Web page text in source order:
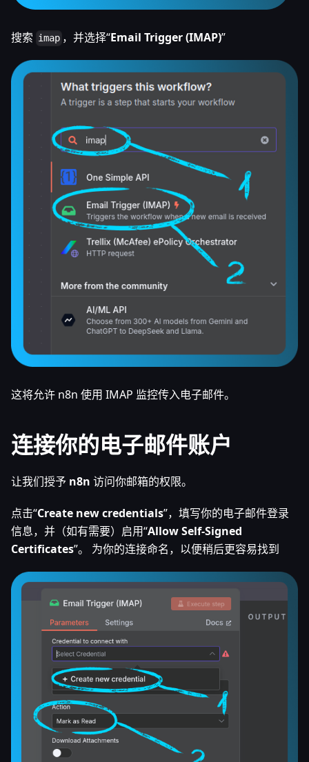
搜索 imap ，并选择“Email Trigger (IMAP)”
这将允许 n8n 使用 IMAP 监控传入电子邮件。
连接你的电子邮件账户
让我们授予 n8n 访问你邮箱的权限。
点击“Create new credentials”，填写你的电子邮件登录
信息，并（如有需要）启用“Allow Self-Signed
Certificates”。 为你的连接命名，以便稍后更容易找到